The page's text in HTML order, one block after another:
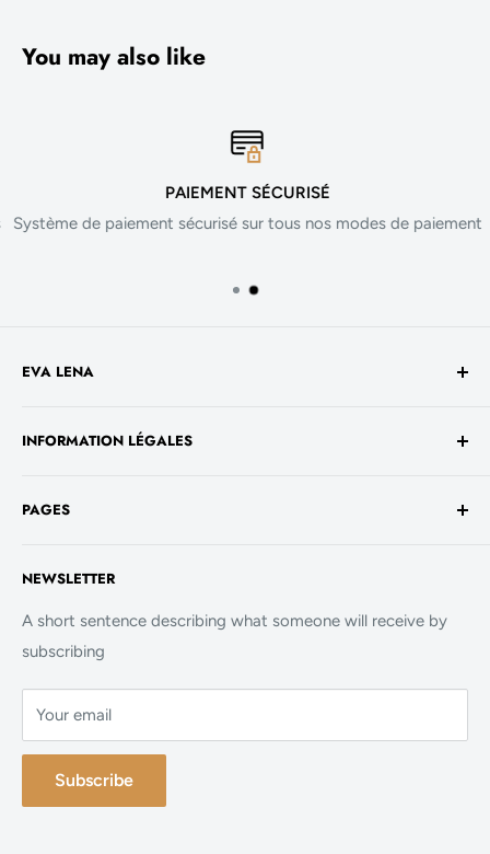
You may also like
PAIEMENT SÉCURISÉ
Système de paiement sécurisé sur tous nos modes de paiement
EVA LENA
1930 Luxembourg
+352 661 949 582
INFORMATION LÉGALES
Mentions légales
Politique de cookies
PAGES
La Boutique
FAQ
Contact
NEWSLETTER
A short sentence describing what someone will receive by
subscribing
Your email
Subscribe